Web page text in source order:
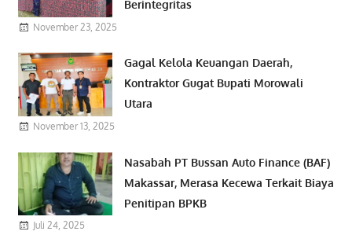
Berintegritas
November 23, 2025
Gagal Kelola Keuangan Daerah,
Kontraktor Gugat Bupati Morowali
Utara
November 13, 2025
Nasabah PT Bussan Auto Finance (BAF)
Makassar, Merasa Kecewa Terkait Biaya
Penitipan BPKB
Juli 24, 2025